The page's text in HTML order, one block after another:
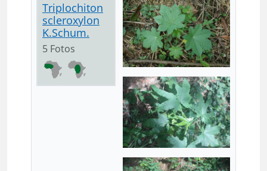
Triplochiton
scleroxylon
K.Schum.
5 Fotos